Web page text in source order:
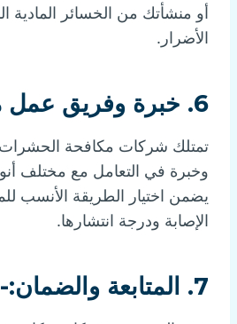
أو منشأتك من الخسائر المادية
الأضرار.
6. خبرة وفريق عمل متخصص:-
تمتلك شركات مكافحة
وخبرة في التعامل مع مختلف
يضمن اختيار الطريقة الأنسب
الإصابة ودرجة انتشارها.
7. المتابعة والضمان:-